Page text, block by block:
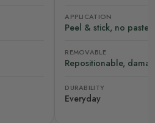
APPLICATION
Peel & stick, no paste
REMOVABLE
Repositionable,
DURABILITY
Everyday